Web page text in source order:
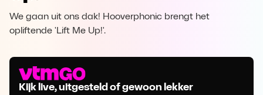
We gaan uit ons dak! Hooverphonic brengt het
opliftende 'Lift Me Up!'.
Kijk live, uitgesteld of gewoon lekker